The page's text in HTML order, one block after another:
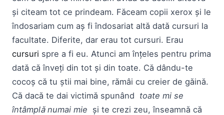
și citeam tot ce prindeam. Făceam copii xerox și le
îndosariam cum aș fi îndosariat altă dată cursuri la
facultate. Diferite, dar erau tot cursuri. Erau
cursuri spre a fi eu. Atunci am înțeles pentru prima
dată că înveți din tot și din toate. Că dându-te
cocoș că tu știi mai bine, rămâi cu creier de găină.
Că dacă te dai victimă spunând toate mi se
întâmplă numai mie și te crezi zeu, înseamnă că